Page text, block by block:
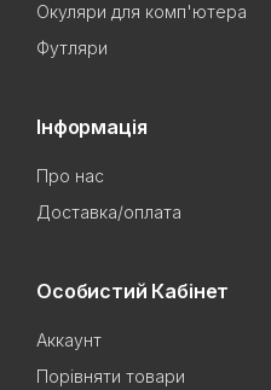
Окуляри для комп'ютера
Футляри
Інформація
Про нас
Доставка/оплата
Особистий Кабінет
Аккаунт
Порівняти товари